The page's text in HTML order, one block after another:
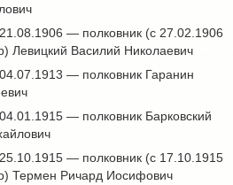
— полковник (с 27.02.1906
Левицкий Василий Николаевич
— полковник Гаранин
— полковник Барковский
— полковник (с 17.10.1915
Термен Ричард Иосифович